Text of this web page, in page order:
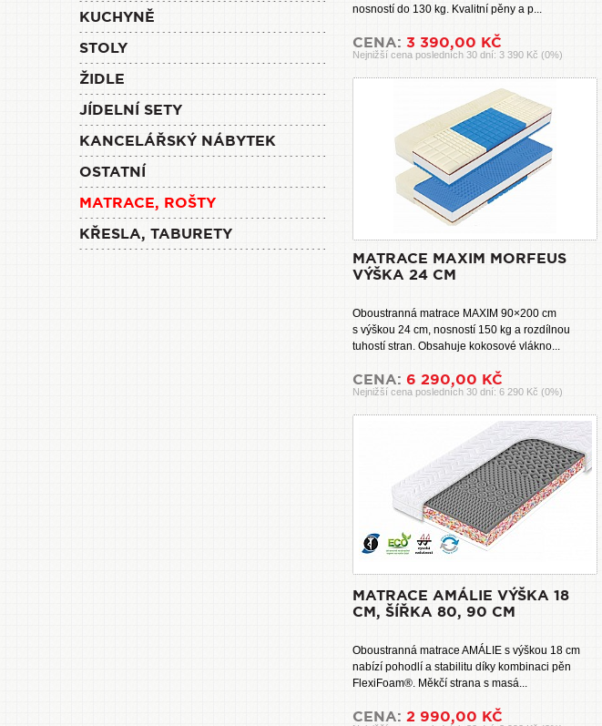
KUCHYNĚ
STOLY
ŽIDLE
JÍDELNÍ SETY
KANCELÁŘSKÝ NÁBYTEK
OSTATNÍ
MATRACE, ROŠTY
KŘESLA, TABURETY
nosností do 130 kg. Kvalitní pěny a p...
CENA: 3 390,00 KČ
Nejnižší cena posledních 30 dní: 3 390 Kč (0%)
MATRACE MAXIM MORFEUS
VÝŠKA 24 CM
Oboustranná matrace MAXIM 90×200 cm
s výškou 24 cm, nosností 150 kg a rozdílnou
tuhostí stran. Obsahuje kokosové vlákno...
CENA: 6 290,00 KČ
Nejnižší cena posledních 30 dní: 6 290 Kč (0%)
MATRACE AMÁLIE VÝŠKA 18
CM, ŠÍŘKA 80, 90 CM
Oboustranná matrace AMÁLIE s výškou 18 cm
nabízí pohodlí a stabilitu díky kombinaci pěn
FlexiFoam®. Měkčí strana s masá...
CENA: 2 990,00 KČ